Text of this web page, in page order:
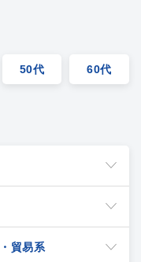
50代 60代
貿易系